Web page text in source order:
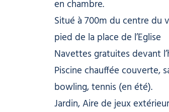
en chambre.
Situé à 700m du centre du
pied de la place de l’Eglise
Navettes gratuites devant
Piscine chauffée couverte,
bowling, tennis (en été).
Jardin, Aire de jeux